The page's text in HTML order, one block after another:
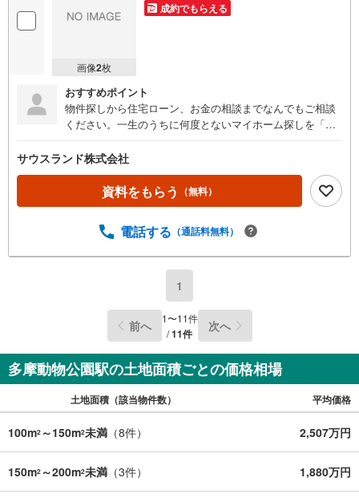
画像2枚
成約でもらえる
おすすめポイント
物件探しから住宅ローン、お金の相談までなんでもご相談
ください。一生のうちに何度とないマイホーム探しを「楽
契約とサポートさせていただきます。まずはお気軽にお問
い合わせください。
サウスランド株式会社
資料をもらう （無料）
電話する （通話料無料）
1
前へ 1〜11件
/11件 次へ
多摩動物公園駅の土地面積ごとの価格相場
土地面積（該当物件数） 平均価格
100m2 ～150m2未満 （8件） 2,507万円
150m2 ～200m2未満 （3件） 1,880万円